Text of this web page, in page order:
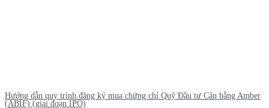
Hướng dẫn quy trình đăng ký mua chứng chỉ Quỹ Đầu tư Cân bằng Amber
(ABIF) (giai đoạn IPO)